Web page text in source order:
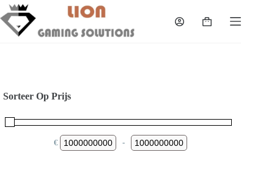
Skip
to
content
Shopping
Sorteer Op Prijs
€ Minimum Price
-Maximum Price